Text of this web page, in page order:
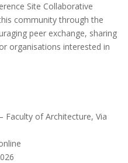
Site Collaborative
community through the
peer exchange, sharing
organisations interested in
Faculty of Architecture, Via